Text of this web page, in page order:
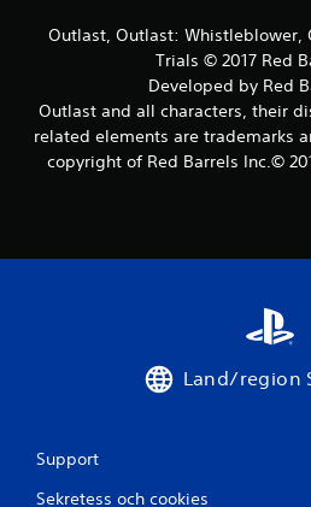
Outlast, Outlast: Whistleblower,
Trials © 2017 Red
Developed by Red
Outlast and all characters, their
related elements are trademarks
copyright of Red Barrels Inc.©
Land/region
Support
Sekretess och cookies